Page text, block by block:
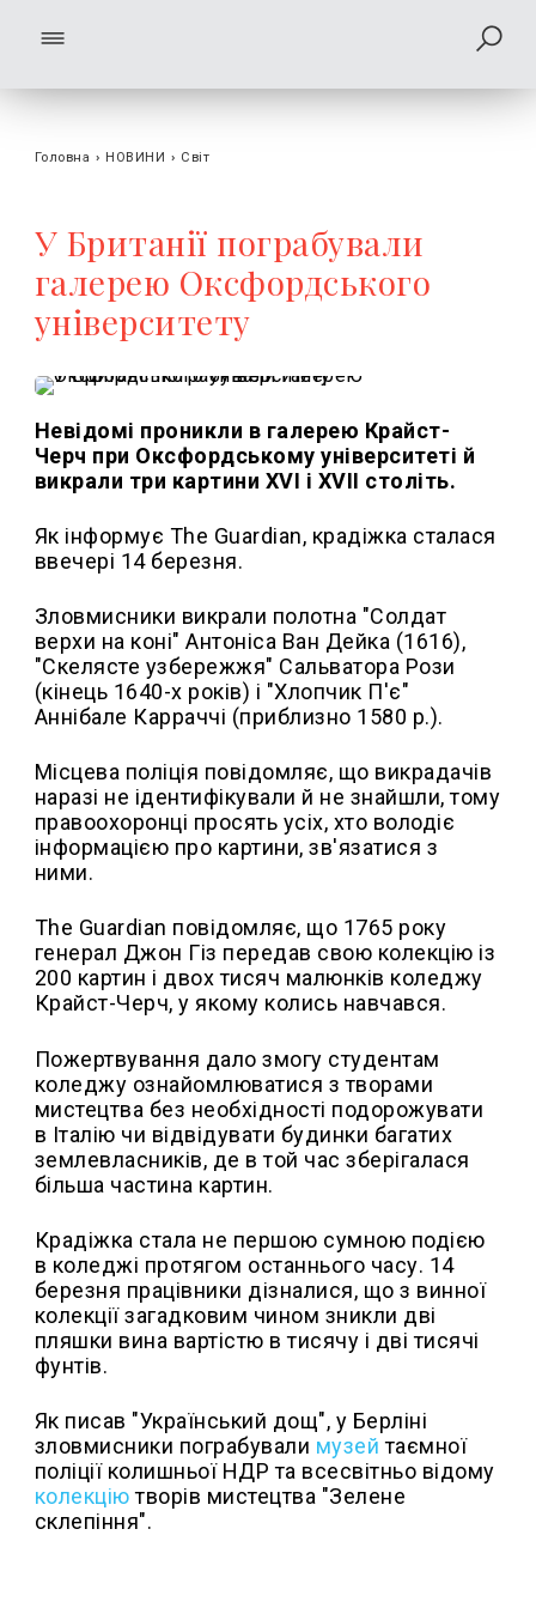
Головна › НОВИНИ › Світ
У Британії пограбували
галерею Оксфордського
університету
Невідомі проникли в галерею Крайст-
Черч при Оксфордському університеті й
викрали три картини XVI і XVII століть.
Як інформує The Guardian, крадіжка сталася
ввечері 14 березня.
Зловмисники викрали полотна "Солдат
верхи на коні" Антоніса Ван Дейка (1616),
"Скелясте узбережжя" Сальватора Рози
(кінець 1640-х років) і "Хлопчик П'є"
Аннібале Карраччі (приблизно 1580 р.).
Місцева поліція повідомляє, що викрадачів
наразі не ідентифікували й не знайшли, тому
правоохоронці просять усіх, хто володіє
інформацією про картини, зв'язатися з
ними.
The Guardian повідомляє, що 1765 року
генерал Джон Гіз передав свою колекцію із
200 картин і двох тисяч малюнків коледжу
Крайст-Черч, у якому колись навчався.
Пожертвування дало змогу студентам
коледжу ознайомлюватися з творами
мистецтва без необхідності подорожувати
в Італію чи відвідувати будинки багатих
землевласників, де в той час зберігалася
більша частина картин.
Крадіжка стала не першою сумною подією
в коледжі протягом останнього часу. 14
березня працівники дізналися, що з винної
колекції загадковим чином зникли дві
пляшки вина вартістю в тисячу і дві тисячі
фунтів.
Як писав "Український дощ", у Берліні
зловмисники пограбували музейтаємної
поліції колишньої НДР та всесвітньо відому
колекціютворів мистецтва "Зелене
склепіння".